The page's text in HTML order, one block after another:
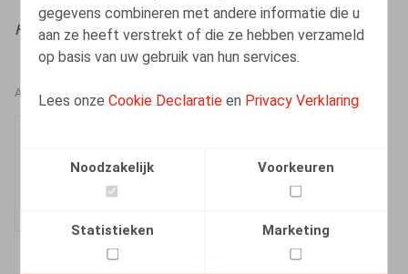
gegevens combineren met andere informatie die u
aan ze heeft verstrekt of die ze hebben verzameld
op basis van uw gebruik van hun services.
Lees onzeCookie Declaratie en Privacy Verklaring
Noodzakelijk Voorkeuren
Statistieken Marketing
HR.square (online), 26/05/2026
AUTEURS